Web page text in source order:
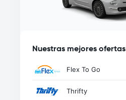
Nuestras mejores ofertas
Flex To Go
Thrifty